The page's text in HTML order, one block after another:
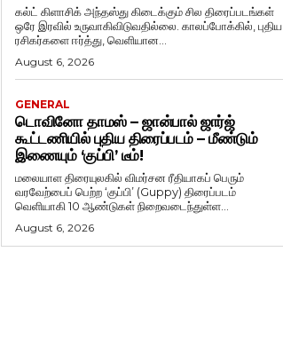
கல்ட் கிளாசிக் அந்தஸ்து கிடைக்கும் சில திரைப்படங்கள்
ஒரே இரவில் உருவாகிவிடுவதில்லை. காலப்போக்கில், புதிய
ரசிகர்களை ஈர்த்து, வெளியான...
August 6, 2026
GENERAL
டொவினோ தாமஸ் – ஜான்பால் ஜார்ஜ்
கூட்டணியில் புதிய திரைப்படம் – மீண்டும்
இணையும் ‘குப்பி’ டீம்!
மலையாள திரையுலகில் விமர்சன ரீதியாகப் பெரும்
வரவேற்பைப் பெற்ற ‘குப்பி’ (Guppy) திரைப்படம்
வெளியாகி 10 ஆண்டுகள் நிறைவடைந்துள்ள...
August 6, 2026